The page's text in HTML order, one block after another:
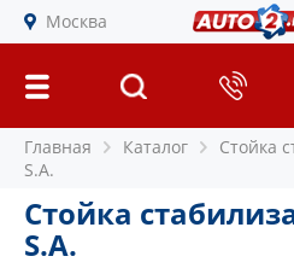
Москва
Главная Каталог Стойка
S.A.
Стойка
S.A.